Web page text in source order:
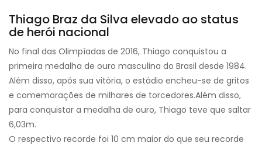
Thiago Braz da Silva elevado ao status
de herói nacional
No final das Olimpíadas de 2016, Thiago conquistou a
primeira medalha de ouro masculina do Brasil desde 1984.
Além disso, após sua vitória, o estádio encheu-se de gritos
e comemorações de milhares de torcedores.Além disso,
para conquistar a medalha de ouro, Thiago teve que saltar
6,03m.
O respectivo recorde foi 10 cm maior do que seu recorde